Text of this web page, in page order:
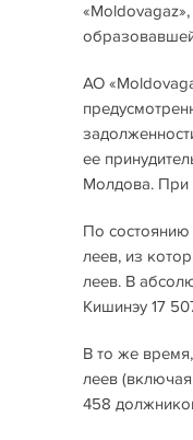
АО
ее
Молдова. При
По состоянию
леев, из
леев. В
Кишинэу 17
В то же
леев
458